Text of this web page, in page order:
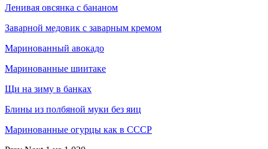
Ленивая овсянка с бананом
Заварной медовик с заварным кремом
Маринованный авокадо
Маринованные шиитаке
Щи на зиму в банках
Блины из полбяной муки без яиц
Маринованные огурцы как в СССР